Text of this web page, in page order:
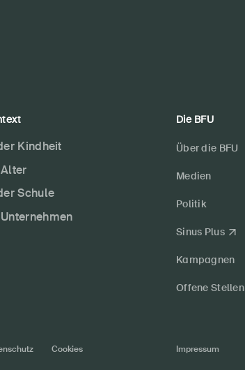
Kindheit
Schule
Die BFU
Über die BFU
Medien
Politik
Sinus Plus
Kampagnen
Offene Stellen
Cookies Impressum